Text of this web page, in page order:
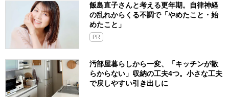
飯島直子さんと考える更年期。自律神経
の乱れからくる不調で「やめたこと・始
めたこと」
PR
汚部屋暮らしから一変、「キッチンが散
らからない」収納の工夫4つ。小さな工夫
で戻しやすい引き出しに